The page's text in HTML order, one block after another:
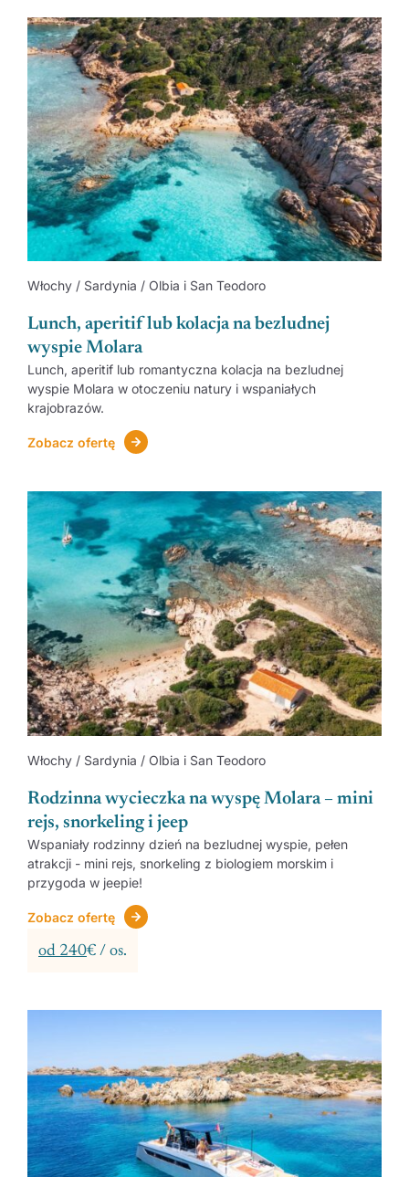
Włochy / Sardynia / Olbia i San Teodoro
Lunch, aperitif lub kolacja na bezludnej
wyspie Molara
Lunch, aperitif lub romantyczna kolacja na bezludnej
wyspie Molara w otoczeniu natury i wspaniałych
krajobrazów.
Zobacz ofertę
Włochy / Sardynia / Olbia i San Teodoro
Rodzinna wycieczka na wyspę Molara – mini
rejs, snorkeling i jeep
Wspaniały rodzinny dzień na bezludnej wyspie, pełen
atrakcji - mini rejs, snorkeling z biologiem morskim i
przygoda w jeepie!
Zobacz ofertę
od 240€ / os.